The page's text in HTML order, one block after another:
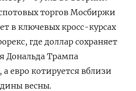
торгов Мосбиржи
в ключевых кросс-курсах
где доллар сохраняет
Дональда Трампа
евро котируется вблизи
весны.